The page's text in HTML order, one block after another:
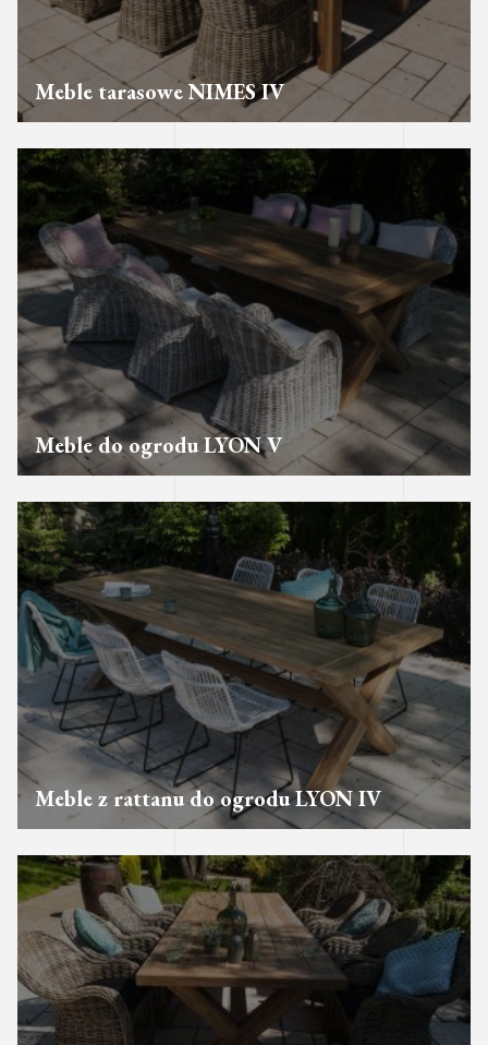
Meble tarasowe NIMES IV
Meble do ogrodu LYON V
Meble z rattanu do ogrodu LYON IV